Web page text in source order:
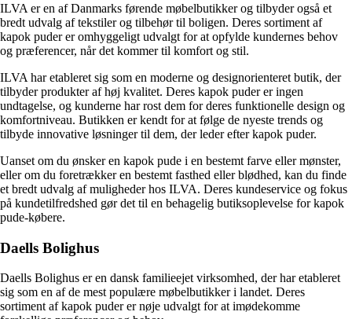
ILVA er en af Danmarks førende møbelbutikker og tilbyder også et
bredt udvalg af tekstiler og tilbehør til boligen. Deres sortiment af
kapok puder er omhyggeligt udvalgt for at opfylde kundernes behov
og præferencer, når det kommer til komfort og stil.
ILVA har etableret sig som en moderne og designorienteret butik, der
tilbyder produkter af høj kvalitet. Deres kapok puder er ingen
undtagelse, og kunderne har rost dem for deres funktionelle design og
komfortniveau. Butikken er kendt for at følge de nyeste trends og
tilbyde innovative løsninger til dem, der leder efter kapok puder.
Uanset om du ønsker en kapok pude i en bestemt farve eller mønster,
eller om du foretrækker en bestemt fasthed eller blødhed, kan du finde
et bredt udvalg af muligheder hos ILVA. Deres kundeservice og fokus
på kundetilfredshed gør det til en behagelig butiksoplevelse for kapok
pude-købere.
Daells Bolighus
Daells Bolighus er en dansk familieejet virksomhed, der har etableret
sig som en af de mest populære møbelbutikker i landet. Deres
sortiment af kapok puder er nøje udvalgt for at imødekomme